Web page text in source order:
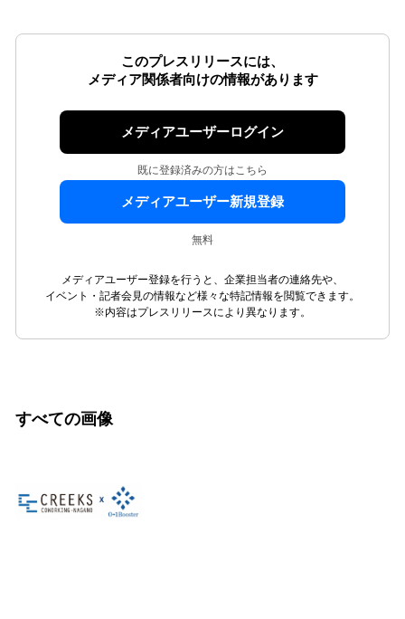
このプレスリリースには、
メディア関係者向けの情報があります
メディアユーザーログイン
既に登録済みの方はこちら
メディアユーザー新規登録
無料
メディアユーザー登録を行うと、企業担当者の連絡先や、
イベント・記者会見の情報など様々な特記情報を閲覧できます。
※内容はプレスリリースにより異なります。
すべての画像